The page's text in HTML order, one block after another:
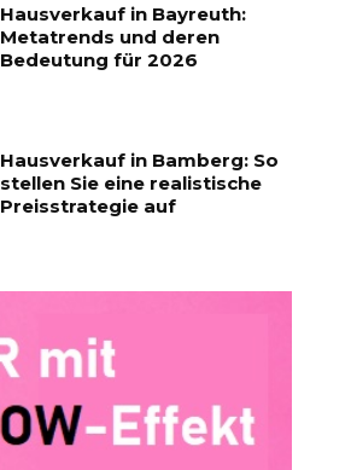
Hausverkauf in Bayreuth:
Metatrends und deren
Bedeutung für 2026
Hausverkauf in Bamberg: So
stellen Sie eine realistische
Preisstrategie auf